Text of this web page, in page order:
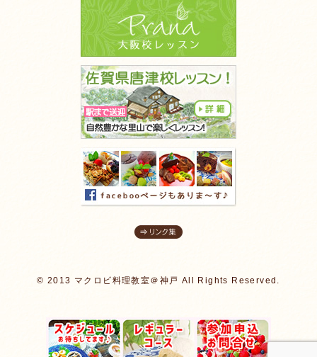
© 2013 マクロビ料理教室＠神戸 All Rights Reserved.